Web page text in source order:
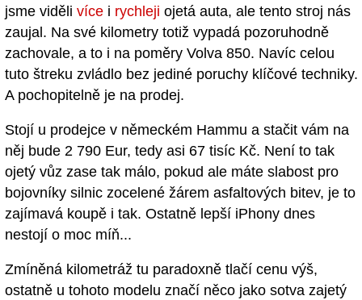
jsme viděli více i rychleji ojetá auta, ale tento stroj nás
zaujal. Na své kilometry totiž vypadá pozoruhodně
zachovale, a to i na poměry Volva 850. Navíc celou
tuto štreku zvládlo bez jediné poruchy klíčové techniky.
A pochopitelně je na prodej.
Stojí u prodejce v německém Hammu a stačit vám na
něj bude 2 790 Eur, tedy asi 67 tisíc Kč. Není to tak
ojetý vůz zase tak málo, pokud ale máte slabost pro
bojovníky silnic zocelené žárem asfaltových bitev, je to
zajímavá koupě i tak. Ostatně lepší iPhony dnes
nestojí o moc míň...
Zmíněná kilometráž tu paradoxně tlačí cenu výš,
ostatně u tohoto modelu značí něco jako sotva zajetý